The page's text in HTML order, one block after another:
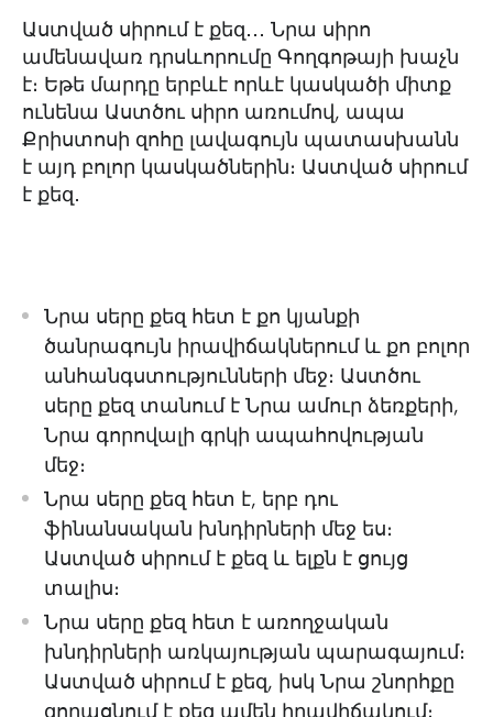
Աստված սիրում է քեզ․․․ Նրա սիրո
ամենավառ դրսևորումը Գողգոթայի խաչն
է։ Եթե մարդը երբևէ որևէ կասկածի միտք
ունենա Աստծու սիրո առումով, ապա
Քրիստոսի զոհը լավագույն պատասխանն
է այդ բոլոր կասկածներին։ Աստված սիրում
է քեզ․
Նրա սերը քեզ հետ է քո կյանքի
ծանրագույն իրավիճակներում և քո բոլոր
անհանգստությունների մեջ։ Աստծու
սերը քեզ տանում է Նրա ամուր ձեռքերի,
Նրա գորովալի գրկի ապահովության
մեջ։
Նրա սերը քեզ հետ է, երբ դու
ֆինանսական խնդիրների մեջ ես։
Աստված սիրում է քեզ և ելքն է ցույց
տալիս։
Նրա սերը քեզ հետ է առողջական
խնդիրների առկայության պարագայում։
Աստված սիրում է քեզ, իսկ Նրա շնորհքը
զորացնում է քեզ ամեն իրավիճակում։